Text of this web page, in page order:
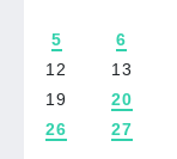
5
6
12
13
19
20
26
27